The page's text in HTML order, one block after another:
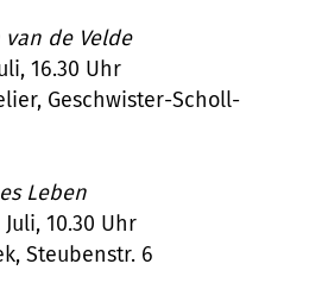
van de Velde
16.30 Uhr
Geschwister-Scholl-
Leben
Juli, 10.30 Uhr
Steubenstr. 6